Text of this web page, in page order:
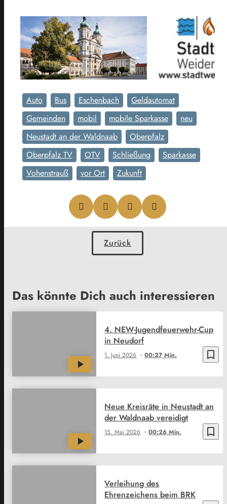
Auto Bus Eschenbach
Geldautomat
Gemeinden
mobil mobile Sparkasse
neu
Neustadt an der Waldnaab
Oberpfalz
Oberpfalz TV
OTV Schließung
Sparkasse
Vohenstrauß
vor Ort Zukunft
Zurück
Das könnte Dich auch interessieren
bookmark_border
1. Juni 2026 00:27 Min.
4. NEW-Jugendfeuerwehr-Cup
in Neudorf
bookmark_border
15. Mai 2026 00:26 Min.
Neue Kreisräte in Neustadt an
der Waldnaab vereidigt
Verleihung des
Ehrenzeichens beim BRK